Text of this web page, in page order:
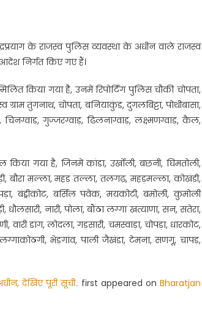
के राजस्व पुलिस व्यवस्था के अधीन वाले राजस्व
निर्गत किए गए हैं।
किया गया है, उनमें रिपोर्टिंग पुलिस चौकी चोपता,
तुंगनाथ, चोपता, बनियाकुंड, दुगलबिट्टा, पोथीबासा,
गुज्जरग्वाड़, ढिलनाग्वाड़, लक्ष्मणग्वाड़, कैल,
किया गया है, जिनमें कांडा, उर्खोली, बछनी, घिमतोली,
बौरा मल्ला, महड़ तल्ला, तलगढ़, महड़मल्ला, कोखंडी,
बंड्रीकोट, बर्सिल पवेक, मयकोटी, बमोली, कुमोली
धौलसारी, नारी, पोला, बौंठा लग्गा खत्याणा, सन, सतेरा,
डांग, लोदला, गड़सारी, चमस्वाड़ा, चोपड़ा, धारकोट,
भेड़गांव, पाली जैखंडा, टेमना, सणगू, चापड़,
देखिए पूरी सूची.. first appeared onBharatjan